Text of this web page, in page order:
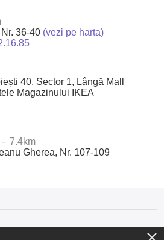
36-40 (vezi pe harta)
40, Sector 1, Lângă Mall
Magazinului IKEA
- 7.4km
Gherea, Nr. 107-109